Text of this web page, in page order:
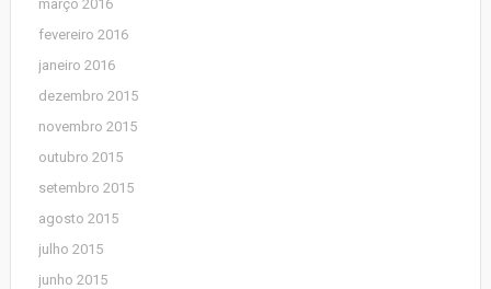
março 2016
fevereiro 2016
janeiro 2016
dezembro 2015
novembro 2015
outubro 2015
setembro 2015
agosto 2015
julho 2015
junho 2015